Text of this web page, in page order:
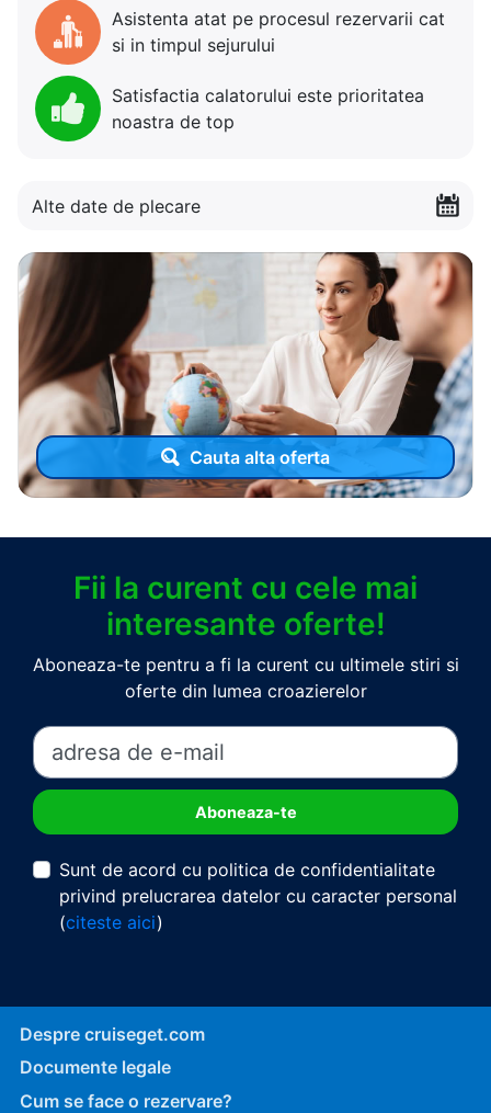
Asistenta atat pe procesul rezervarii cat
si in timpul sejurului
Satisfactia calatorului este prioritatea
noastra de top
Alte date de plecare
Cauta alta oferta
Fii la curent cu cele mai
interesante oferte!
Aboneaza-te pentru a fi la curent cu ultimele stiri si
oferte din lumea croazierelor
Sunt de acord cu politica de confidentialitate
privind prelucrarea datelor cu caracter personal
(citeste aici)
Despre cruiseget.com
Documente legale
Cum se face o rezervare?